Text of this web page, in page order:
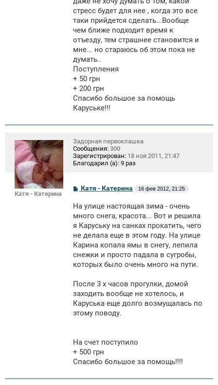
стресс будет для нее , когда это все
таки прийдется сделать...Вообще
чем ближе подходит время к
отъезду, тем страшнее становится и
мне... но стараюсь об этом пока не
думать..
Поступления
+ 50 грн
+ 200 грн
Спасибо большое за помощь
Каруське!!!
Катя - Катерина
Задорная первоклашка
Сообщения: 300
Зарегистрирован: 18 ноя 2011, 21:47
Благодарил (а): 9 раз
С
б
щ
е
н
и
Катя - Катерина 16 фев 2012, 21:25
На улице настоящая зима - очень
много снега, красота... Вот и решила
я Каруську на санках прокатить, чего
не делала еще в этом году. На улице
Карина копала ямы в снегу, лепила
снежки и просто падала в сугробы,
которых было очень много на пути.
После 3 х часов прогулки, домой
заходить вообще не хотелось, и
Каруська еще долго возмущалась по
этому поводу.
На счет поступило
+ 500 грн
Спасибо большое за помощь!!!!